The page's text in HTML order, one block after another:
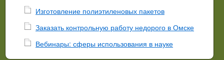
Изготовление полиэтиленовых пакетов
Заказать контрольную работу недорого в Омске
Вебинары: сферы использования в науке